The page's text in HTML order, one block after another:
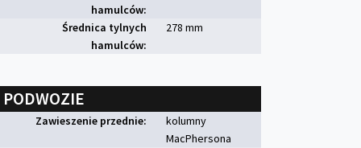
hamulców:
Średnica tylnych
hamulców:
278 mm
PODWOZIE
Zawieszenie przednie:
kolumny
MacPhersona